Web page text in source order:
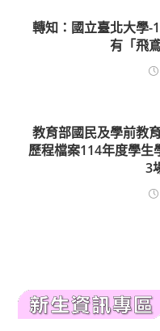
轉知：國立臺北大學-
有「飛
教育部國民及學前教
歷程檔案114年度學生
3